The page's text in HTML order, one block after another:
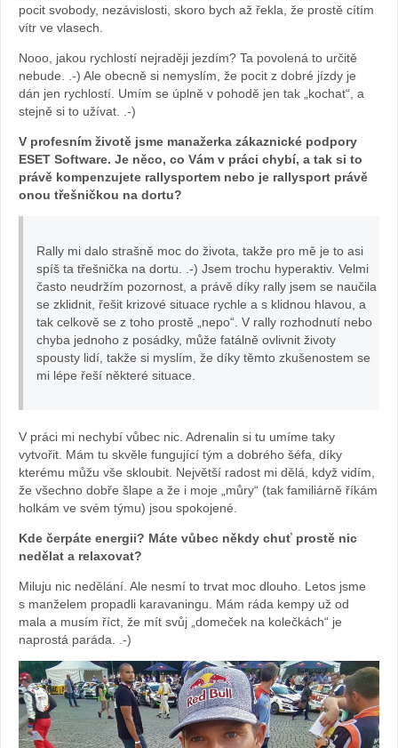
pocit svobody, nezávislosti, skoro bych až řekla, že prostě cítím
vítr ve vlasech.
Nooo, jakou rychlostí nejraději jezdím? Ta povolená to určitě
nebude. .-) Ale obecně si nemyslím, že pocit z dobré jízdy je
dán jen rychlostí. Umím se úplně v pohodě jen tak „kochat“, a
stejně si to užívat. .-)
V profesním životě jsme manažerka zákaznické podpory
ESET Software. Je něco, co Vám v práci chybí, a tak si to
právě kompenzujete rallysportem nebo je rallysport právě
onou třešničkou na dortu?
Rally mi dalo strašně moc do života, takže pro mě je to asi
spíš ta třešnička na dortu. .-) Jsem trochu hyperaktiv. Velmi
často neudržím pozornost, a právě díky rally jsem se naučila
se zklidnit, řešit krizové situace rychle a s klidnou hlavou, a
tak celkově se z toho prostě „nepo“. V rally rozhodnutí nebo
chyba jednoho z posádky, může fatálně ovlivnit životy
spousty lidí, takže si myslím, že díky těmto zkušenostem se
mi lépe řeší některé situace.
V práci mi nechybí vůbec nic. Adrenalin si tu umíme taky
vytvořit. Mám tu skvěle fungující tým a dobrého šéfa, díky
kterému můžu vše skloubit. Největší radost mi dělá, když vidím,
že všechno dobře šlape a že i moje „můry“ (tak familiárně říkám
holkám ve svém týmu) jsou spokojené.
Kde čerpáte energii? Máte vůbec někdy chuť prostě nic
nedělat a relaxovat?
Miluju nic nedělání. Ale nesmí to trvat moc dlouho. Letos jsme
s manželem propadli karavaningu. Mám ráda kempy už od
mala a musím říct, že mít svůj „domeček na kolečkách“ je
naprostá paráda. .-)